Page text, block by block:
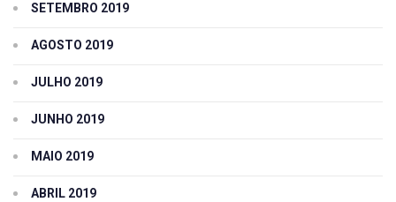
SETEMBRO 2019
AGOSTO 2019
JULHO 2019
JUNHO 2019
MAIO 2019
ABRIL 2019